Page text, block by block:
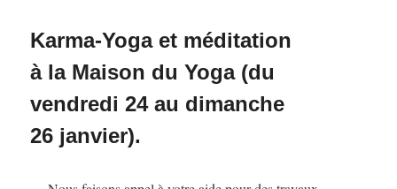
Karma-Yoga et méditation
à la Maison du Yoga (du
vendredi 24 au dimanche
26 janvier).